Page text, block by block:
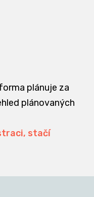
plánuje za
plánovaných
stačí